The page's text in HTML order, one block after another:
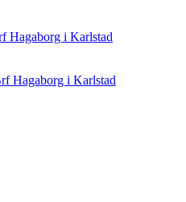
Hagaborg i Karlstad
Hagaborg i Karlstad